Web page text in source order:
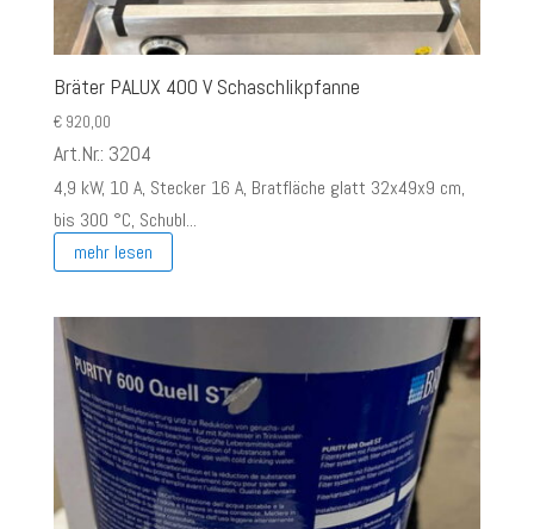
Bräter PALUX 400 V Schaschlikpfanne
€920,00
Art.Nr.: 3204
4,9 kW, 10 A, Stecker 16 A, Bratfläche glatt 32x49x9 cm,
bis 300 °C, Schubl...
mehr lesen